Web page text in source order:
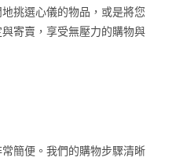
挑選心儀的物品，或是將您
寄賣，享受無壓力的購物與
簡便。我們的購物步驟清晰